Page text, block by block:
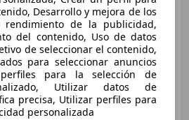
€ 9.990 1
Súperoferta
Gasolina 49 kW (67 CV)
Desarrollo y mejora de los
rendimiento de la publicidad,
del contenido, Uso de datos
de seleccionar el contenido,
para seleccionar anuncios
para la selección de
Utilizar datos de
precisa, Utilizar perfiles para
personalizada